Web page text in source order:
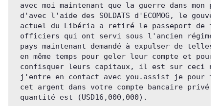
avec moi maintenant que la guerre dans mon
d'avec l'aide des SOLDATS d'ECOMOG, le
actuel du Libéria a retiré le passeport de
officiers qui ont servi sous l'ancien régime
pays maintenant demandé à expulser de telles
en même temps pour geler leur compte et pour
confisquer leurs capitaux, il est sur ceci
j'entre en contact avec you.assist je pour
cet argent dans votre compte bancaire
quantité est (USD16,000,000).